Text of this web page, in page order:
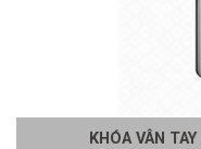
KHÓA VÂN